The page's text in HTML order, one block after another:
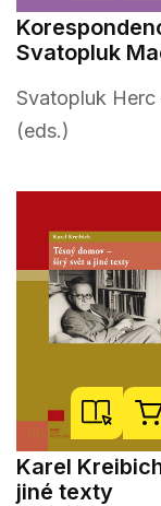
Svatopluk
Svatopluk Herc
(eds.)
Karel
jiné texty